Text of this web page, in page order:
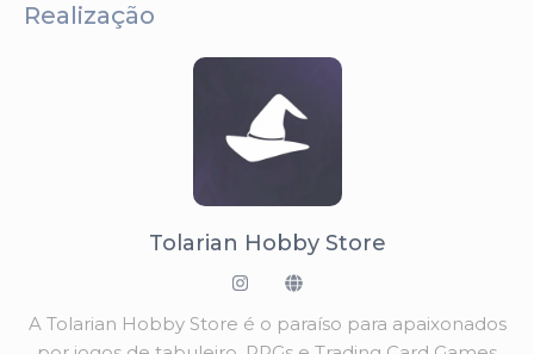
Realização
Tolarian Hobby Store
A Tolarian Hobby Store é o paraíso para apaixonados